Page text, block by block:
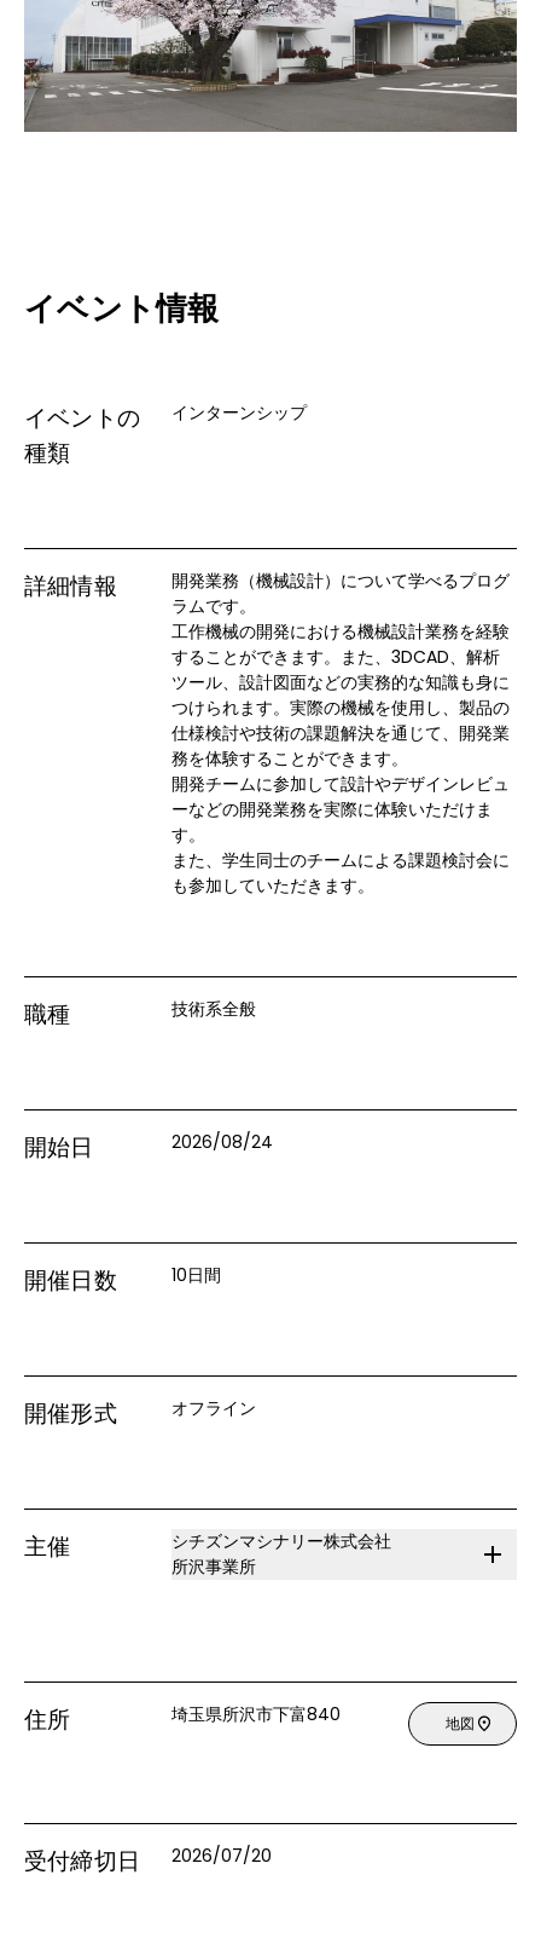
イベント情報
イベントの
種類
インターンシップ
詳細情報
開発業務（機械設計）について学べるプログ
ラムです。
工作機械の開発における機械設計業務を経験
することができます。また、3DCAD、解析
ツール、設計図面などの実務的な知識も身に
つけられます。実際の機械を使用し、製品の
仕様検討や技術の課題解決を通じて、開発業
務を体験することができます。
開発チームに参加して設計やデザインレビュ
ーなどの開発業務を実際に体験いただけま
す。
また、学生同士のチームによる課題検討会に
も参加していただきます。
職種 技術系全般
開始日 2026/08/24
開催日数 10日間
開催形式 オフライン
主催
シチズンマシナリー株式会社
所沢事業所
住所 埼玉県所沢市下富840 地図
受付締切日 2026/07/20